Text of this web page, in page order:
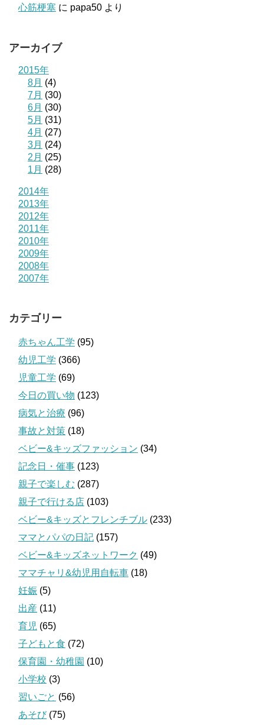
心筋梗塞 に papa50 より
アーカイブ
2015年
8月 (4)
7月 (30)
6月 (30)
5月 (31)
4月 (27)
3月 (24)
2月 (25)
1月 (28)
2014年
2013年
2012年
2011年
2010年
2009年
2008年
2007年
カテゴリー
赤ちゃん工学 (95)
幼児工学 (366)
児童工学 (69)
今日の買い物 (123)
病気と治療 (96)
事故と対策 (18)
ベビー&キッズファッション (34)
記念日・催事 (123)
親子で楽しむ (287)
親子で行ける店 (103)
ベビー&キッズとフレンチブル (233)
ママとパパの日記 (157)
ベビー&キッズネットワーク (49)
ママチャリ&幼児用自転車 (18)
妊娠 (5)
出産 (11)
育児 (65)
子どもと食 (72)
保育園・幼稚園 (10)
小学校 (3)
習いごと (56)
あそび(75)